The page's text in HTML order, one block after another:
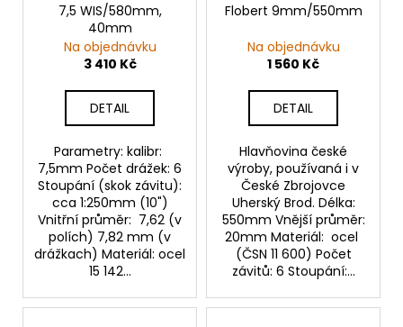
7,5 WIS/580mm,
40mm
Na objednávku
3 410 Kč
DETAIL
Parametry: kalibr:
7,5mm Počet drážek: 6
Stoupání (skok závitu):
cca 1:250mm (10")
Vnitřní průměr: 7,62 (v
polích) 7,82 mm (v
drážkach) Materiál: ocel
15 142...
Flobert 9mm/550mm
Na objednávku
1 560 Kč
DETAIL
Hlavňovina české
výroby, používaná i v
České Zbrojovce
Uherský Brod. Délka:
550mm Vnější průměr:
20mm Materiál: ocel
(ČSN 11 600) Počet
závitů: 6 Stoupání:...